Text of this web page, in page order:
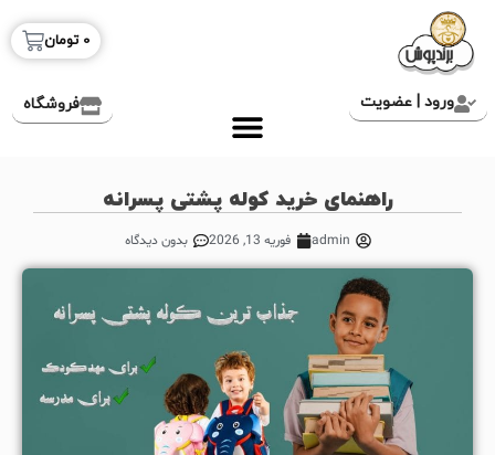
0 تومان
ورود | عضویت فروشگاه
راهنمای خرید کوله پشتی پسرانه
admin فوریه 13, 2026 بدون دیدگاه